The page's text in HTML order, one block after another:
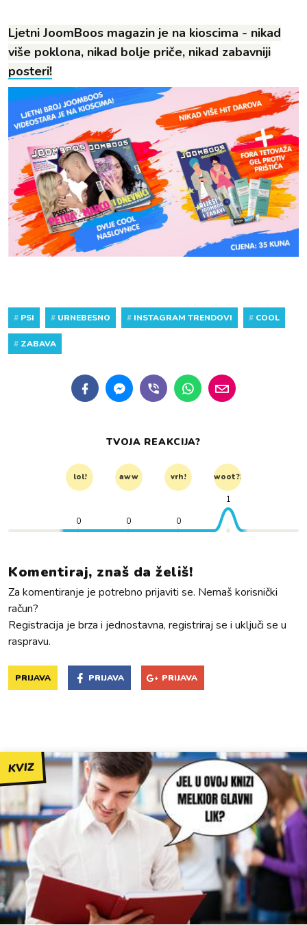
Ljetni JoomBoos magazin je na kioscima - nikad
više poklona, nikad bolje priče, nikad zabavniji
posteri!
# PSI # URNEBESNO # INSTAGRAM TRENDOVI # COOL
# ZABAVA
TVOJA REAKCIJA?
lol! aww vrh! woot?!
0 0 0
1
Komentiraj, znaš da želiš!
Za komentiranje je potrebno prijaviti se. Nemaš korisnički
račun?
Registracija je brza i jednostavna, registriraj se i uključi se u
raspravu.
PRIJAVA PRIJAVA PRIJAVA
KVIZ